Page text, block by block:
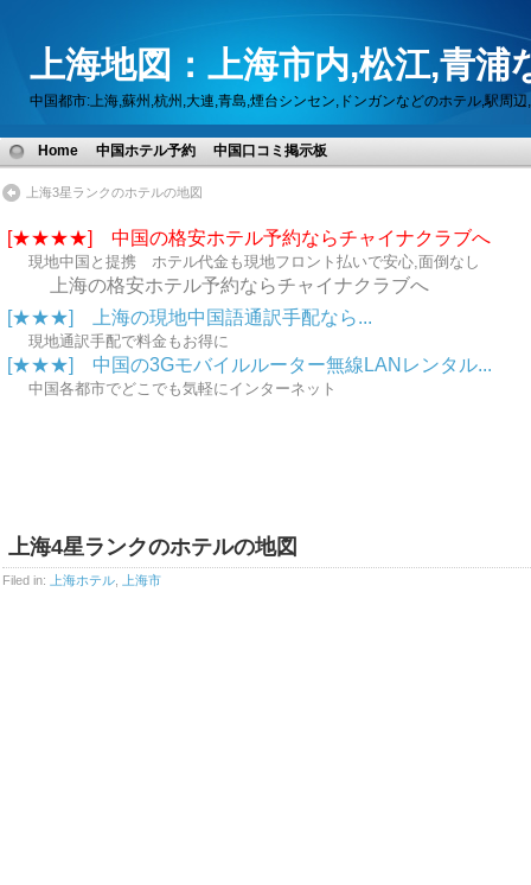
上海地図：上海市内,松江,青浦
中国都市:上海,蘇州,杭州,大連,青島,煙台シンセン,ドンガンなどのホテル,駅周
Home 中国ホテル予約 中国口コミ掲示板
上海3星ランクのホテルの地図
[★★★★] 中国の格安ホテル予約ならチャイナクラブへ
現地中国と提携 ホテル代金も現地フロント払いで安心,面倒なし
上海の格安ホテル予約ならチャイナクラブへ
[★★★] 上海の現地中国語通訳手配なら...
現地通訳手配で料金もお得に
[★★★] 中国の3Gモバイルルーター無線LANレンタル...
中国各都市でどこでも気軽にインターネット
上海4星ランクのホテルの地図
Filed in: 上海ホテル 上海市